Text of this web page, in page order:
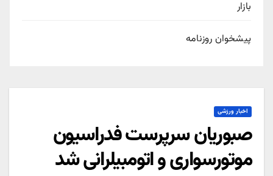
بازار
پیشخوان روزنامه
اخبار ورزشی
صبوریان سرپرست فدراسیون
موتورسواری و اتومبیلرانی شد